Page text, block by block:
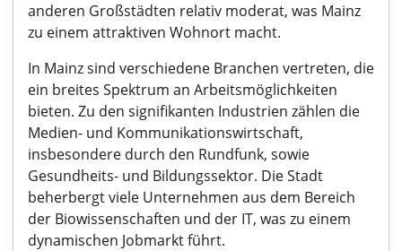
anderen Großstädten relativ moderat, was Mainz
zu einem attraktiven Wohnort macht.
In Mainz sind verschiedene Branchen vertreten, die
ein breites Spektrum an Arbeitsmöglichkeiten
bieten. Zu den signifikanten Industrien zählen die
Medien- und Kommunikationswirtschaft,
insbesondere durch den Rundfunk, sowie
Gesundheits- und Bildungssektor. Die Stadt
beherbergt viele Unternehmen aus dem Bereich
der Biowissenschaften und der IT, was zu einem
dynamischen Jobmarkt führt.